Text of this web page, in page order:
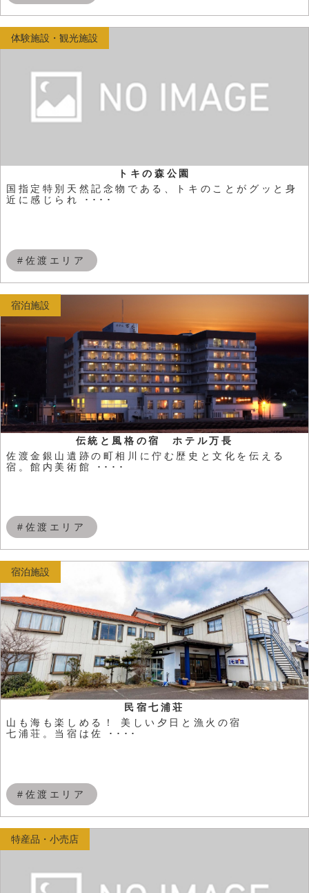
トキの森公園
国指定特別天然記念物である、トキのことがグッと身
近に感じられ ････
#佐渡エリア
体験施設・観光施設
伝統と風格の宿 ホテル万長
佐渡金銀山遺跡の町相川に佇む歴史と文化を伝える
宿。館内美術館 ････
#佐渡エリア
宿泊施設
民宿七浦荘
山も海も楽しめる！ 美しい夕日と漁火の宿
七浦荘。当宿は佐 ････
#佐渡エリア
宿泊施設
特産品・小売店